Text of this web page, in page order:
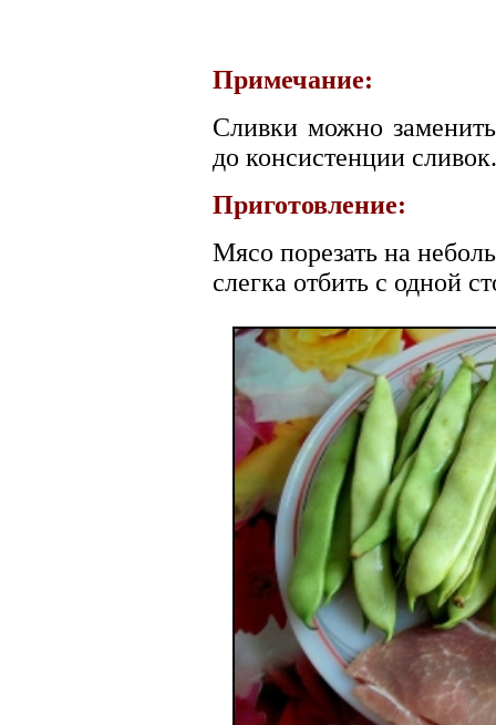
Примечание:
Сливки можно
до консистенции сливок.
Приготовление:
Мясо порезать на
слегка отбить с одной